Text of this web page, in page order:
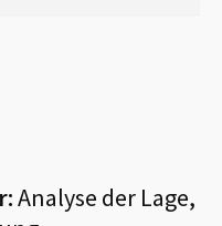
Analyse der Lage,